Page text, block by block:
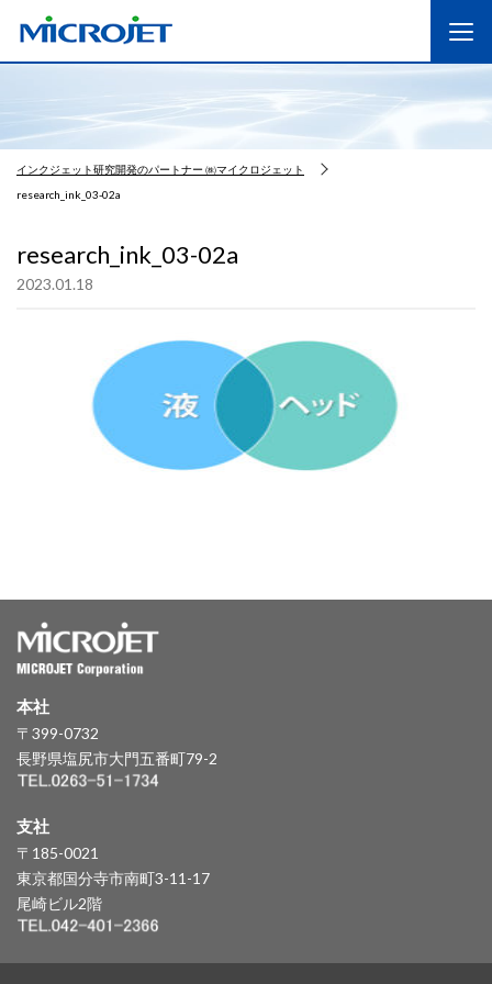
インクジェット研究開発のパートナー ㈱マイクロジェット
research_ink_03-02a
research_ink_03-02a
2023.01.18
本社
〒399-0732
長野県塩尻市大門五番町79-2
支社
〒185-0021
東京都国分寺市南町3-11-17
尾崎ビル2階